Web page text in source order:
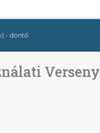
- döntő
Verseny